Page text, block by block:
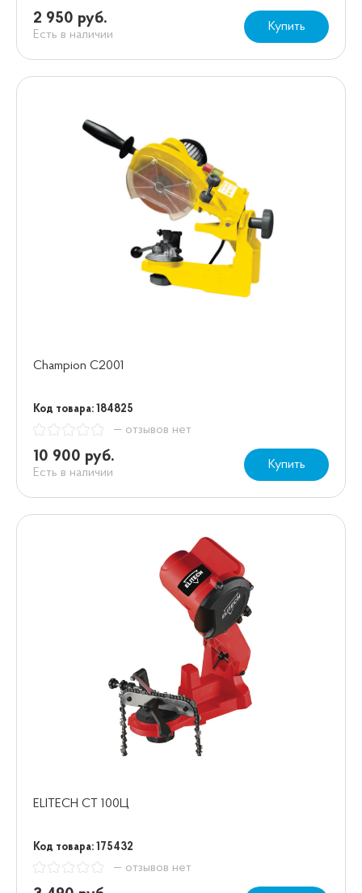
2 950 руб.
Есть в наличии
Купить
Champion C2001
Код товара: 184825
— отзывов нет
10 900 руб.
Есть в наличии
Купить
ELITECH СТ 100Ц
Код товара: 175432
— отзывов нет